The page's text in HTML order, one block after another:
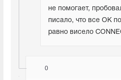
не помогает,
писало, что все ОК
равно висело
0